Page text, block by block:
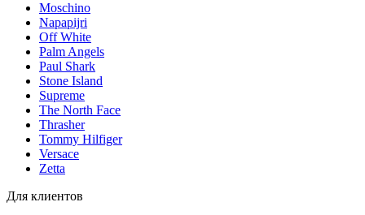
Moschino
Napapijri
Off White
Palm Angels
Paul Shark
Stone Island
Supreme
The North Face
Thrasher
Tommy Hilfiger
Versace
Zetta
Для клиентов